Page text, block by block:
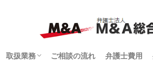
取扱業務 ご相談の流れ 弁護士費用